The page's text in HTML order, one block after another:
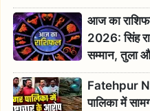
बड़ा झटका,
आज का
2026: सिंह
सम्मान, तुला
रहें सतर्क
Fatehpur
पालिका में